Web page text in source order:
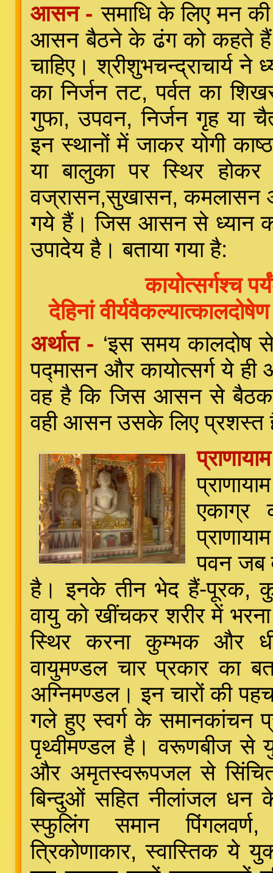
आसन - समाधि के लिए मन
आसन बैठने के ढंग को कहते हैं।
चाहिए। श्रीशुभचन्द्राचार्य ने
का निर्जन तट, पर्वत का
गुफा, उपवन, निर्जन गृह या
इन स्थानों में जाकर योगी
या बालुका पर स्थिर होकर
वज्रासन,सुखासन, कमलासन
गये हैं। जिस आसन से ध्यान
उपादेय है। बताया गया है:
कायोत्सर्गश्च
देहिनां
अर्थात - ‘इस समय कालदोष
पद्मासन और कायोत्सर्ग ये
वह है कि जिस आसन से
वही आसन उसके लिए प्रशस्त
एकाग्र
पवन जब
है। इनके तीन भेद हैं-पूरक,
वायु को खींचकर शरीर में
स्थिर करना कुम्भक और
वायुमण्डल चार प्रकार का
अग्निमण्डल। इन चारों की
गले हुए स्वर्ग के समानकांचन
पृथ्वीमण्डल है। वरूणबीज से
और अमृतस्वरूपजल से सिंचित
बिन्दुओं सहित नीलांजल धन
स्फुलिंग समान पिंगलवर्ण,
त्रिकोणाकार, स्वास्तिक ये